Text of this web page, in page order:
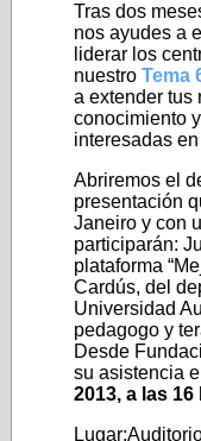
Tras dos
nos ayudes a
liderar los
nuestro Tema
a extender tus
conocimiento
interesadas
Abriremos el
presentación
Janeiro y con
participarán:
plataforma
Cardús, del
Universidad
pedagogo y
Desde
su asistencia el
2013, a las 16